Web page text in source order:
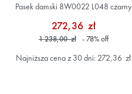
Pasek damski 8W0022 L048 czarny
272,36 zł
1 238,00 zł - 78%off
Najniższa cena z 30 dni: 272,36 zł